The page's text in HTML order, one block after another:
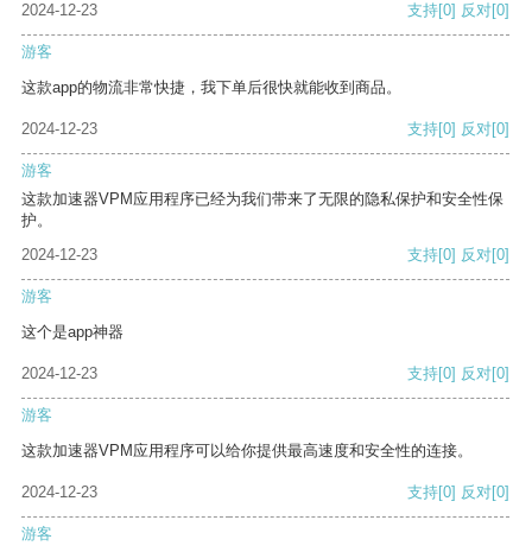
2024-12-23
支持[0] 反对[0]
游客
这款app的物流非常快捷，我下单后很快就能收到商品。
2024-12-23 支持[0] 反对[0]
游客
这款加速器VPM应用程序已经为我们带来了无限的隐私保护和安全性保
护。
2024-12-23
支持[0] 反对[0]
游客
这个是app神器
2024-12-23 支持[0] 反对[0]
游客
这款加速器VPM应用程序可以给你提供最高速度和安全性的连接。
2024-12-23 支持[0] 反对[0]
游客